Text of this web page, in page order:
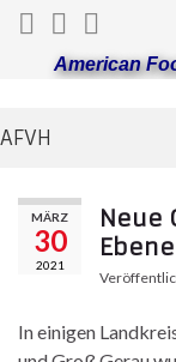
American
AFVH
MÄRZ
30
2021
Neue
Ebene
In einigen